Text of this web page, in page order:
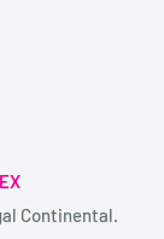
Continental.